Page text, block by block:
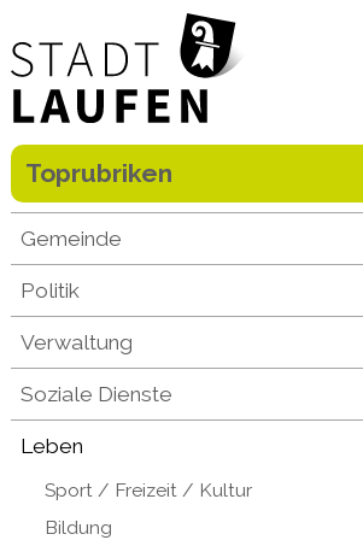
Direkt zum Inhalt springen
Mobilenavigation
Gemeinde
Politik
Verwaltung
Soziale Dienste
Leben
Sport / Freizeit / Kultur
Bildung
Toprubriken